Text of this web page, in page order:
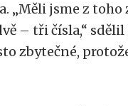
„Měli jsme z
– tři čísla,“ sdělil
zbytečné,